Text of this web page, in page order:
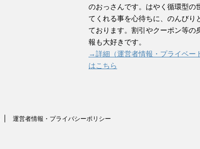
のおっさんです。はやく循環型の
てくれる事を心待ちに、のんびり
ております。割引やクーポン等の
報も大好きです。
→詳細（運営者情報・プライベー
はこちら
運営者情報・プライバシーポリシー